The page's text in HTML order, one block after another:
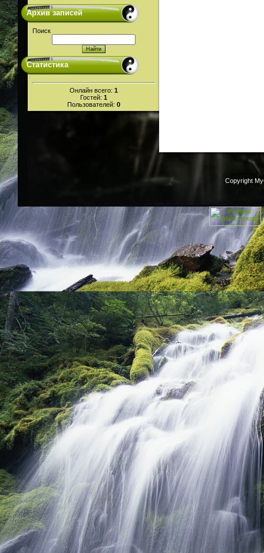
Архив записей
Поиск
Статистика
Онлайн всего: 1
Гостей: 1
Пользователей: 0
Copyright